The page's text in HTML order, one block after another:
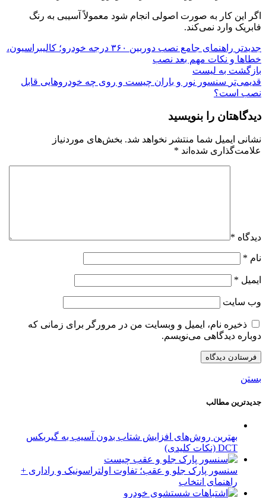
اگر این کار به صورت اصولی انجام شود معمولاً آسیبی به رنگ
فابریک وارد نمی‌کند.
جدیدتر
راهنمای جامع نصب دوربین ۳۶۰ درجه خودرو؛ کالیبراسیون،
خطاها و نکات مهم بعد نصب
بازگشت به لیست
قدیمی‌تر سنسور نور و باران چیست و روی چه خودروهایی قابل
نصب است؟
دیدگاهتان را بنویسید
نشانی ایمیل شما منتشر نخواهد شد. بخش‌های موردنیاز
علامت‌گذاری شده‌اند *
دیدگاه *
نام *
ایمیل *
وب‌ سایت
ذخیره نام، ایمیل و وبسایت من در مرورگر برای زمانی که
دوباره دیدگاهی می‌نویسم.
بستن
جدیدترین مطالب
بهترین روش‌های افزایش شتاب بدون آسیب به گیربکس
DCT (نکات کلیدی)
سنسور پارک جلو و عقب؛ تفاوت اولتراسونیک و راداری +
راهنمای انتخاب